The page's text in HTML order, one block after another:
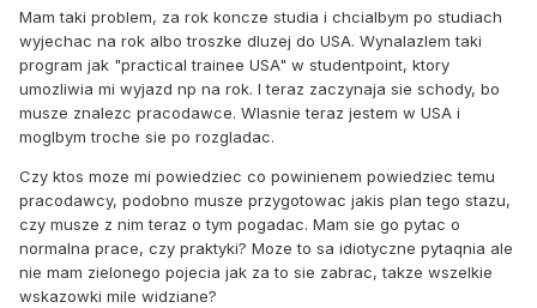
Mam taki problem, za rok koncze studia i chcialbym po studiach
wyjechac na rok albo troszke dluzej do USA. Wynalazlem taki
program jak "practical trainee USA" w studentpoint, ktory
umozliwia mi wyjazd np na rok. I teraz zaczynaja sie schody, bo
musze znalezc pracodawce. Wlasnie teraz jestem w USA i
moglbym troche sie po rozgladac.
Czy ktos moze mi powiedziec co powinienem powiedziec temu
pracodawcy, podobno musze przygotowac jakis plan tego stazu,
czy musze z nim teraz o tym pogadac. Mam sie go pytac o
normalna prace, czy praktyki? Moze to sa idiotyczne pytaqnia ale
nie mam zielonego pojecia jak za to sie zabrac, takze wszelkie
wskazowki mile widziane?